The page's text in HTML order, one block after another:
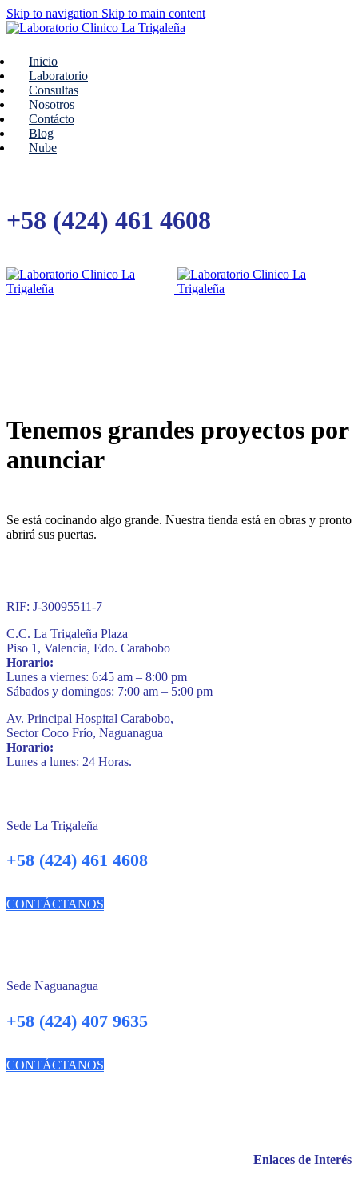
Skip to navigation Skip to main content
Inicio
Laboratorio
Consultas
Nosotros
Contácto
Blog
Nube
+58 (424) 461 4608
Tenemos grandes proyectos por
anunciar
Se está cocinando algo grande. Nuestra tienda está en obras y pronto
abrirá sus puertas.
RIF: J-30095511-7
C.C. La Trigaleña Plaza
Piso 1, Valencia, Edo. Carabobo
Horario:
Lunes a viernes: 6:45 am – 8:00 pm
Sábados y domingos: 7:00 am – 5:00 pm
Av. Principal Hospital Carabobo,
Sector Coco Frío, Naguanagua
Horario:
Lunes a lunes: 24 Horas.
Sede La Trigaleña
+58 (424) 461 4608
CONTÁCTANOS
Sede Naguanagua
+58 (424) 407 9635
CONTÁCTANOS
Enlaces de Interés